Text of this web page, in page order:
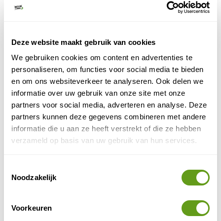
Deze website maakt gebruik van cookies
We gebruiken cookies om content en advertenties te
personaliseren, om functies voor social media te bieden
en om ons websiteverkeer te analyseren. Ook delen we
informatie over uw gebruik van onze site met onze
partners voor social media, adverteren en analyse. Deze
partners kunnen deze gegevens combineren met andere
informatie die u aan ze heeft verstrekt of die ze hebben
verzameld op basis van uw gebruik van hun services.
Noodzakelijk
Voorkeuren
natuur.
RECCO® Advanced Rescue
systeem- een systeem waarmee wintersporters in de